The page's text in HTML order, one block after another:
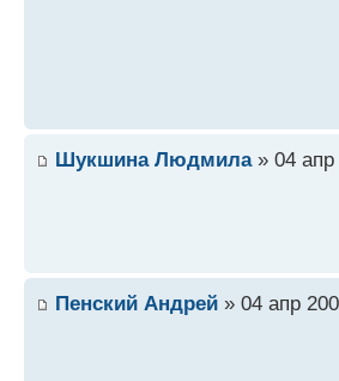
Шукшина Людмила» 04 апр
Пенский Андрей » 04 апр